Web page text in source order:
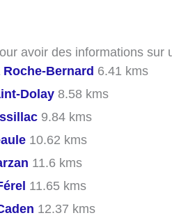
avoir des informations sur
Roche-Bernard 6.41 kms
Dolay 8.58 kms
9.84 kms
10.62 kms
11.6 kms
11.65 kms
12.37 kms